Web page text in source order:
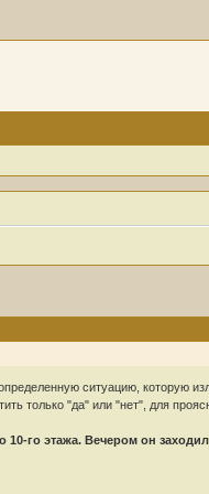
ситуацию, которую
только "да" или "нет", для
го этажа. Вечером он